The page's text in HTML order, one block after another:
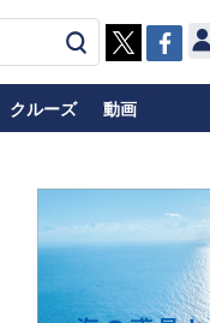
クルーズ 動画